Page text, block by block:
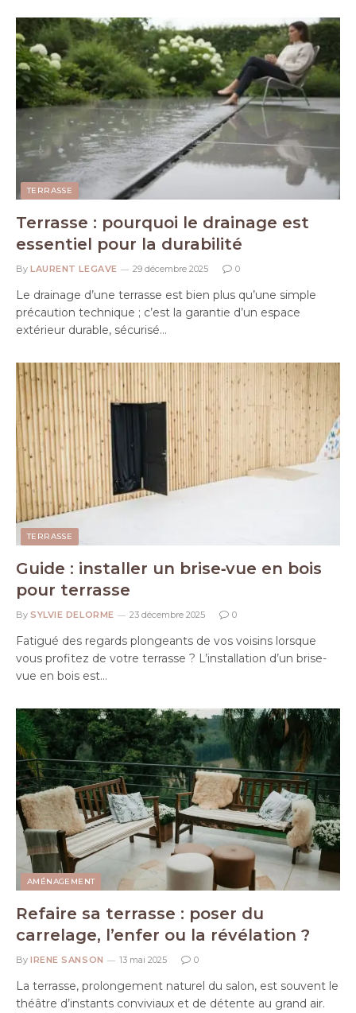
TERRASSE
Terrasse : pourquoi le drainage est
essentiel pour la durabilité
By LAURENT LEGAVE 29 décembre 2025 0
Le drainage d’une terrasse est bien plus qu’une simple
précaution technique ; c’est la garantie d’un espace
extérieur durable, sécurisé…
TERRASSE
Guide : installer un brise‑vue en bois
pour terrasse
By SYLVIE DELORME 23 décembre 2025 0
Fatigué des regards plongeants de vos voisins lorsque
vous profitez de votre terrasse ? L’installation d’un brise-
vue en bois est…
AMÉNAGEMENT
Refaire sa terrasse : poser du
carrelage, l’enfer ou la révélation ?
By IRENE SANSON 13 mai 2025 0
La terrasse, prolongement naturel du salon, est souvent le
théâtre d’instants conviviaux et de détente au grand air.